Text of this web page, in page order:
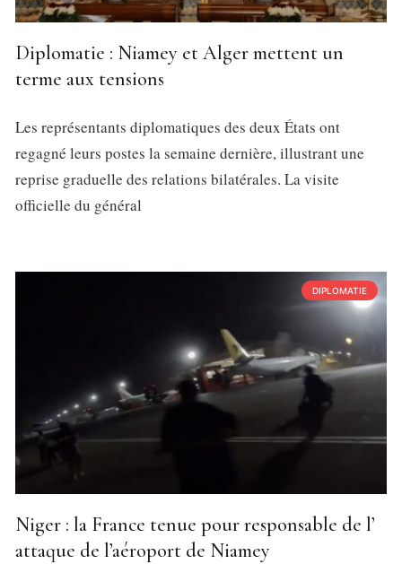
Diplomatie : Niamey et Alger mettent un
terme aux tensions
Les représentants diplomatiques des deux États ont
regagné leurs postes la semaine dernière, illustrant une
reprise graduelle des relations bilatérales. La visite
officielle du général
DIPLOMATIE
Niger : la France tenue pour responsable de l’
attaque de l’aéroport de Niamey